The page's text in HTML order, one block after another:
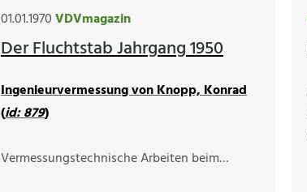
01.01.1970VDVmagazin
Der Fluchtstab Jahrgang 1950
Ingenieurvermessung von Knopp, Konrad
(id: 879)
Vermessungstechnische Arbeiten beim…